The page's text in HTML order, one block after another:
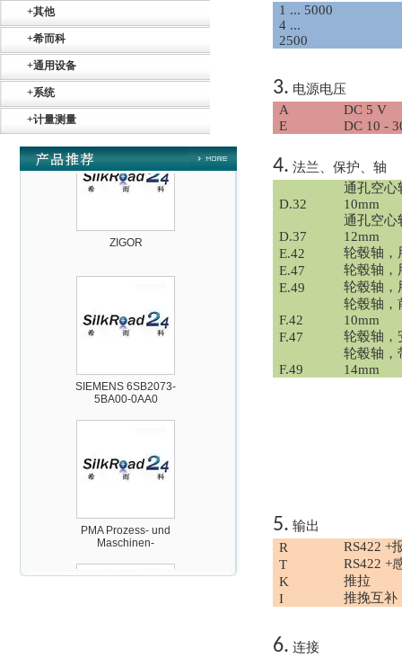
+其他
+希而科
+通用设备
+系统
+计量测量
5BA00-0AA0
Maschinen-
Automation GmbH
1 ... 5000
4 ...
2500
3. 电源电压
A
DC 5 V
E
DC 10 -
4. 法兰、保护、轴
D.32
通孔空心
10mm
D.37
通孔空心
12mm
E.42
轮毂轴，
E.47
轮毂轴，
E.49
轮毂轴，
F.42
轮毂轴，
10mm
F.47
轮毂轴，
F.49
轮毂轴，
14mm
5. 输出
R
RS422 +
T
RS422 +
K
推拉
I
推挽互补
6. 连接